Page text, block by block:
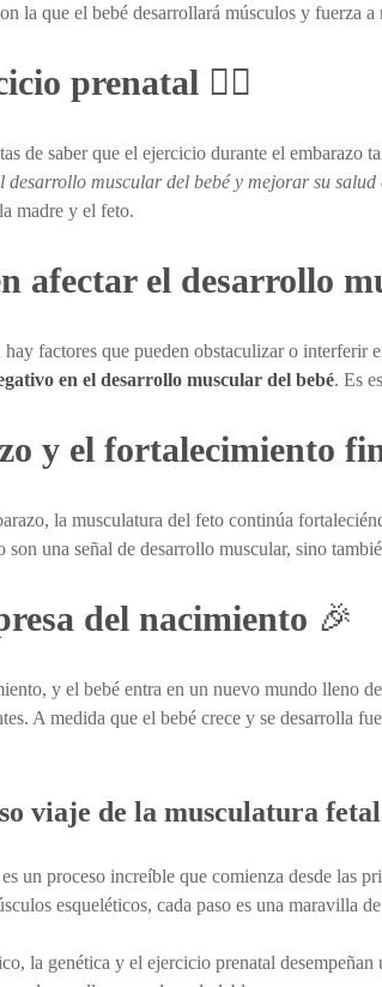
la que el bebé desarrollará músculos y fuerza a
prenatal 🤸‍♀️
de saber que el ejercicio durante el
muscular del bebé y mejorar su salud
madre y el feto.
afectar el desarrollo
factores que pueden obstaculizar o interferir
en el desarrollo muscular del bebé. Es
y el fortalecimiento
la musculatura del feto continúa
una señal de desarrollo muscular, sino
del nacimiento 🎉
y el bebé entra en un nuevo mundo lleno
A medida que el bebé crece y se desarrolla
viaje de la musculatura fetal
un proceso increíble que comienza desde las
esqueléticos, cada paso es una maravilla
la genética y el ejercicio prenatal